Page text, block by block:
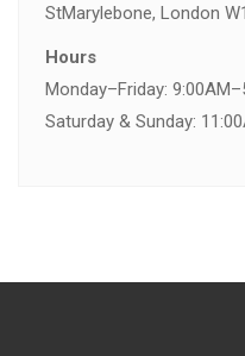
StMarylebone, London
Hours
Monday–Friday:
Saturday & Sunday: